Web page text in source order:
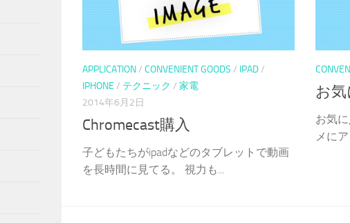
APPLICATION/ CONVENIENT GOODS / IPAD/
IPHONE / テクニック / 家電
2014年6月2日
Chromecast購入
子どもたちがipadなどのタブレットで動画
を長時間に見てる。 視力も...
お気
お気
メに